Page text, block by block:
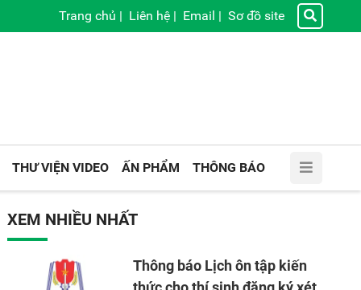
Trang chủ | Liên hệ | Email | Sơ đồ site
THƯ VIỆN VIDEO ẤN PHẨM THÔNG BÁO
XEM NHIỀU NHẤT
Thông báo Lịch ôn tập kiến